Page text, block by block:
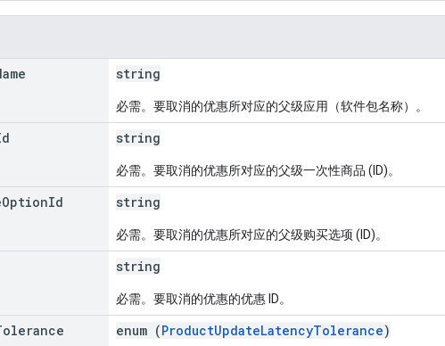
string
必需。要取消的优惠所对应的父级应用（软件包名称）。
string
必需。要取消的优惠所对应的父级一次性商品 (ID)。
OptionId string
必需。要取消的优惠所对应的父级购买选项 (ID)。
string
必需。要取消的优惠的优惠 ID。
enum (ProductUpdateLatencyTolerance)